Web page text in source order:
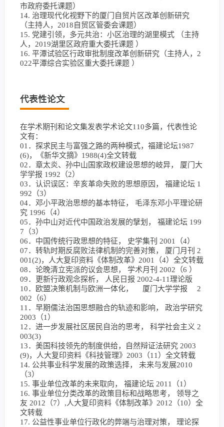
市政府委托课题）
14. 治理现代化视野下的厦门自贸片区改革创新研究
（主持人，2018自贸区管委会课题）
15. 党建引领，多元共治：小区治理的湖里模式 （主持
人，2019湖里区政府重大委托课题 ）
16. 平潭试验区行政审批制度改革创新研究（主持人，2
022平潭综合实验区重大委托课题 ）
代表性论文
在学术期刊和论文集发表学术论文110多篇，代表性论
文有：
01．探求民主与富强之路的两种模式，福建论坛1987
(6)，《新华文摘》1988(4)全文转载
02．章太炎、孙中山国家政权建设思想的岐异， 厦门大
学学报 1992（2）
03．认识误区：辛亥革命失败的思想原因， 福建论坛 1
992（3）
04．邓小平政治思想的基本特征， 毛泽东邓小平理论研
究 1996（4）
05．孙中山对近代中国政治发展的擘划， 福建论坛 199
7（3）
06．中国传统行政思想的特征， 史学集刊 2001（4）
07．转轨时期反腐败法律机制的完善对策， 厦门月刊 2
001(2)，人大复印资料《体制改革》2001（4）全文转载
08．论晚清立宪派的议会思想， 学术月刊 2002（6 ）
09．更新行政观念探析， 人民日报 2002-4-11理论版
10．欧盟决策机制与欧洲一体化， 厦门大学学报 2
002（6）
11．早期儒法治国思想融合的轨迹和影响， 政治学研究
2003（1）
12．进一步发展社区居民自治的思考， 科学社会主义 2
003(3)
13．美国科技领先的制度供给，自然辩证法研究 2003
(9)，人大复印资料《科技管理》2003（11）全文转载
14. 公共事业科学发展的政策选择， 未来与发展2010
（3）
15. 事业单位改革的未来取向， 福建论坛 2011（1）
16. 事业单位分类改革的政策目标和战略思考， 领导之
友 2012（7）,人大复印资料《体制改革》2012（10）全
文转载
17. 公益性事业单位行政化的弊端与治理对策， 理论探